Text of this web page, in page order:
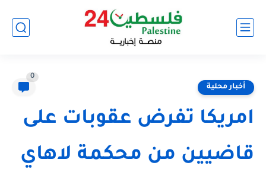
أخبار محلية
0
امريكا تفرض عقوبات على
قاضيين من محكمة لاهاي